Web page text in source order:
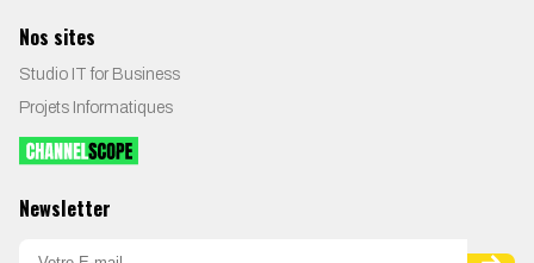
Nos sites
Studio IT for Business
Projets Informatiques
Newsletter